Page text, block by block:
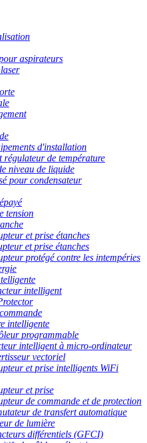
aspirateurs
d'installation
régulateur de température
niveau de liquide
pour condensateur
tension
et prise étanches
et prise étanches
protégé contre les intempéries
intelligent
intelligente
programmable
intelligent à micro-ordinateur
vectoriel
et prise intelligents WiFi
et prise
de commande et de protection
de transfert automatique
de lumière
différentiels (GFCI)